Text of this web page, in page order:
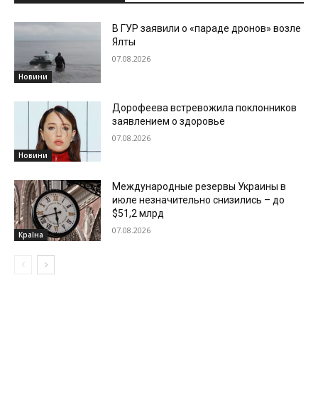
Новини
В ГУР заявили о «параде дронов» возле
Ялты
07.08.2026
Новини
Дорофеева встревожила поклонников
заявлением о здоровье
07.08.2026
Країна
Международные резервы Украины в
июле незначительно снизились – до
$51,2 млрд
07.08.2026